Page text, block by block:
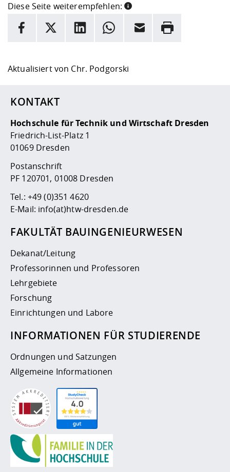
Diese Seite weiterempfehlen:
INFORMATION
Facebook
X LinkedInWhatsappE-Mail Drucken
Aktualisiert von Chr. Podgorski
KONTAKT
Hochschule für Technik und Wirtschaft Dresden
Friedrich-List-Platz 1
01069 Dresden
Postanschrift
PF 120701, 01008 Dresden
Tel.: +49 (0)351 4620
E-Mail: info(at)htw-dresden.de
FAKULTÄT BAUINGENIEURWESEN
Dekanat/Leitung
Professorinnen und Professoren
Lehrgebiete
Forschung
Einrichtungen und Labore
INFORMATIONEN FÜR STUDIERENDE
Ordnungen und Satzungen
Allgemeine Informationen